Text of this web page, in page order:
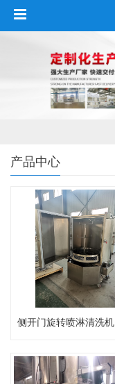
产品中心
侧开门旋转喷淋清洗机